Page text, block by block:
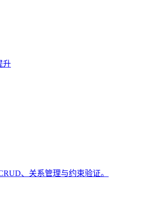
升
、关系管理与约束验证。